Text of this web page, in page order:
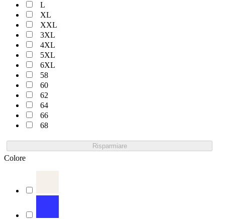
L
XL
XXL
3XL
4XL
5XL
6XL
58
60
62
64
66
68
Risparmiare
Colore